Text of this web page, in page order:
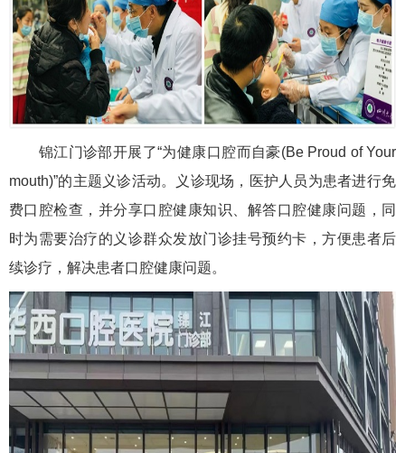
锦江门诊部开展了“为健康口腔而自豪(Be Proud of Your
mouth)”的主题义诊活动。义诊现场，医护人员为患者进行免
费口腔检查，并分享口腔健康知识、解答口腔健康问题，同
时为需要治疗的义诊群众发放门诊挂号预约卡，方便患者后
续诊疗，解决患者口腔健康问题。